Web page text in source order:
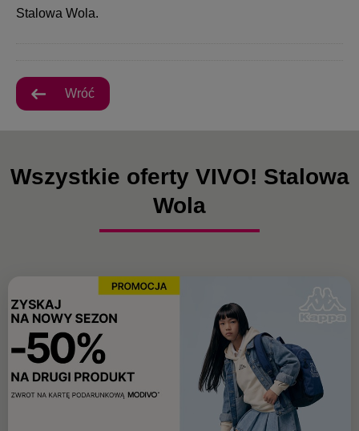
Stalowa Wola.
Wróć
Wszystkie oferty VIVO! Stalowa
Wola